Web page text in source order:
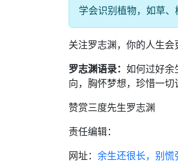
学会识别植物，如草
关注罗志渊，你的人生会
罗志渊语录： 如何过好余
向，胸怀梦想，珍惜一切
赞赏三度先生罗志渊
责任编辑：
网址： 余生还很长，别慌